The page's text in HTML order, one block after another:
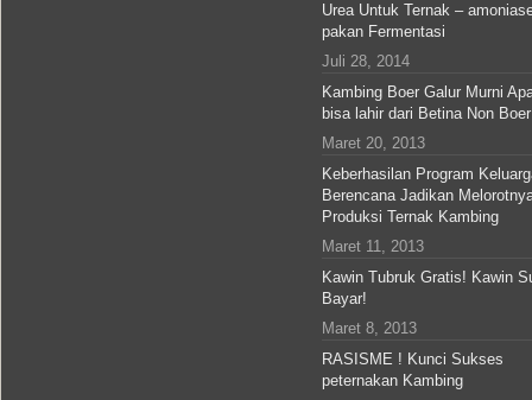
Urea Untuk Ternak –
pakan Fermentasi
Juli 28, 2014
Kambing Boer Galur Murni
bisa lahir dari Betina Non Boer
Maret 20, 2013
Keberhasilan Program
Berencana Jadikan
Produksi Ternak Kambing
Maret 11, 2013
Kawin Tubruk Gratis! Kawin
Bayar!
Maret 8, 2013
RASISME ! Kunci Sukses
peternakan Kambing